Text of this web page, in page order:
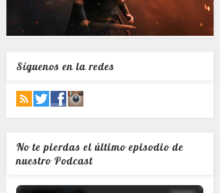
Síguenos en la redes
No te pierdas el último episodio de
nuestro Podcast